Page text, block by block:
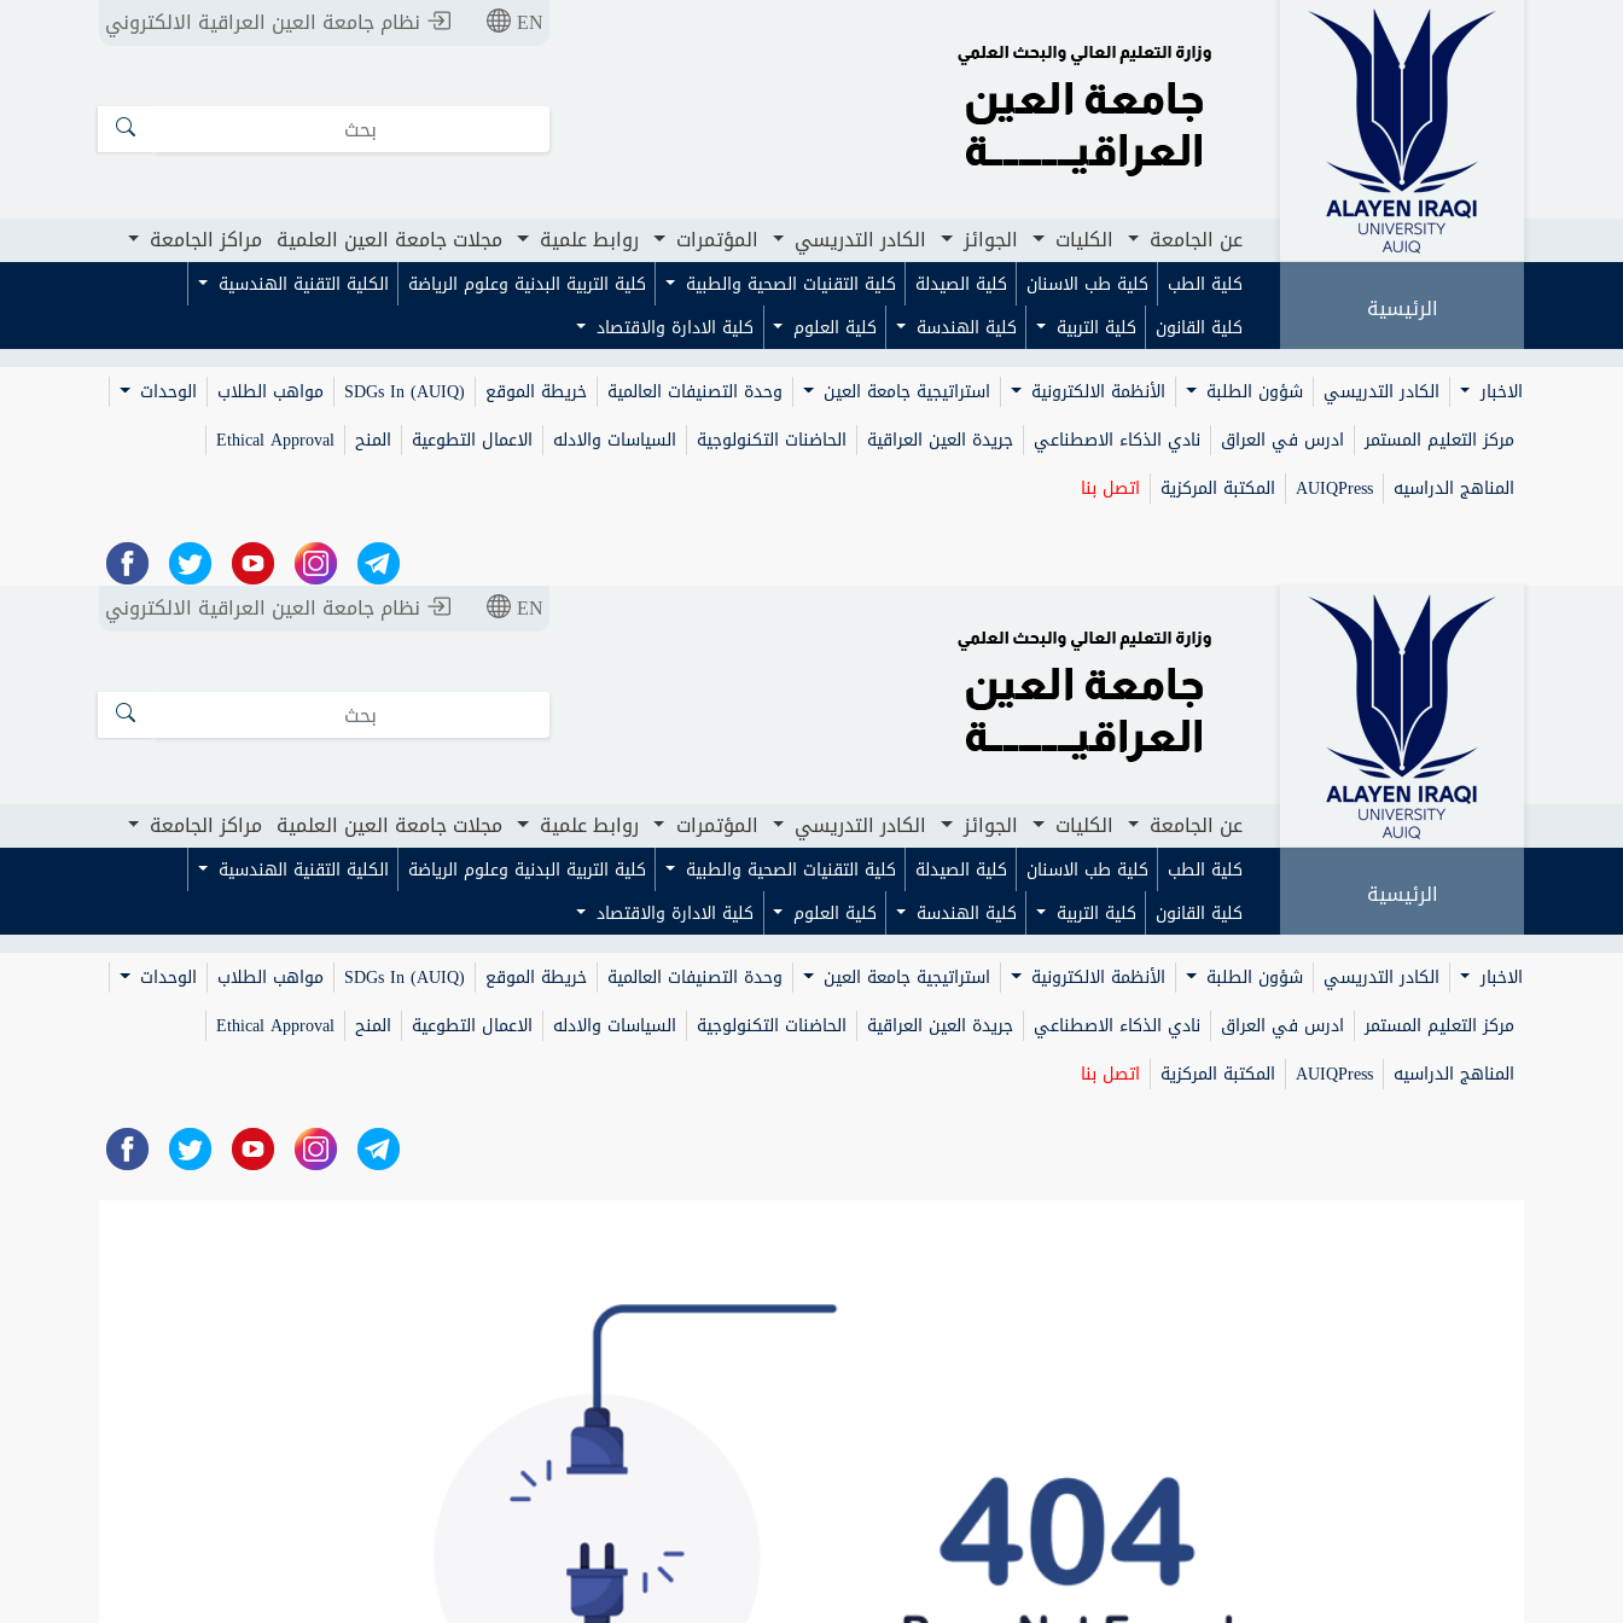
الرئيسية الكليات الجوائز الكادر التدريسي مجلات جامعة العين العلمية مراكز الجامعة
EN نظام جامعة العين العراقية الالكتروني
عن الجامعة الكليات الجوائز الكادر التدريسي المؤتمرات روابط علمية مجلات جامعة العين العلمية مراكز الجامعة
الرئيسية
كلية الطب كلية طب الاسنان كلية الصيدلة كلية التقنيات الصحية والطبية كلية التربية البدنية وعلوم الرياضة
الكلية التقنية الهندسية
كلية القانون
كلية التربية كلية الهندسة كلية العلوم
كلية الادارة والاقتصاد
الاخبار
الكادر التدريسي شؤون الطلبة الأنظمة الالكترونية استراتيجية جامعة العين وحدة التصنيفات العالمية خريطة الموقع SDGs In (AUIQ) مواهب الطلاب
الوحدات
مركز التعليم المستمر
ادرس في العراق نادي الذكاء الاصطناعي جريدة العين العراقية الحاضنات التكنولوجية السياسات والادله الاعمال التطوعية المنح
Ethical Approval
المناهج الدراسيه
AUIQPress المكتبة المركزية اتصل بنا
الرئيسية الكليات الجوائز الكادر التدريسي مجلات جامعة العين العلمية مراكز الجامعة
EN نظام جامعة العين العراقية الالكتروني
عن الجامعة الكليات الجوائز الكادر التدريسي المؤتمرات روابط علمية مجلات جامعة العين العلمية مراكز الجامعة
الرئيسية
كلية الطب كلية طب الاسنان كلية الصيدلة كلية التقنيات الصحية والطبية كلية التربية البدنية وعلوم الرياضة
الكلية التقنية الهندسية
كلية القانون
كلية التربية كلية الهندسة كلية العلوم
كلية الادارة والاقتصاد
الاخبار
الكادر التدريسي شؤون الطلبة الأنظمة الالكترونية استراتيجية جامعة العين وحدة التصنيفات العالمية خريطة الموقع SDGs In (AUIQ) مواهب الطلاب
الوحدات
مركز التعليم المستمر
ادرس في العراق نادي الذكاء الاصطناعي جريدة العين العراقية الحاضنات التكنولوجية السياسات والادله الاعمال التطوعية المنح
Ethical Approval
المناهج الدراسيه
AUIQPress المكتبة المركزية اتصل بنا